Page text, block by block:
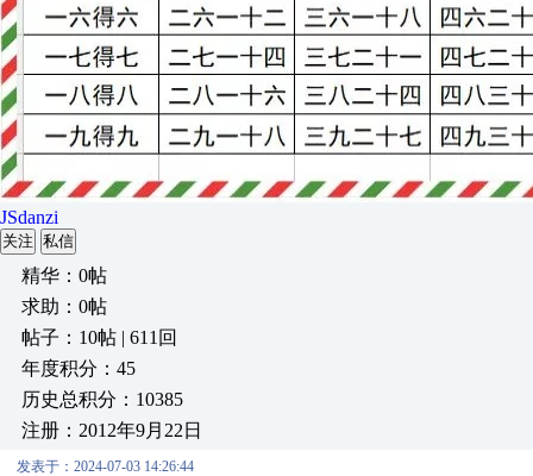
JSdanzi
关注 私信
精华：0帖
求助：0帖
帖子：10帖 | 611回
年度积分：45
历史总积分：10385
注册：2012年9月22日
发表于：2024-07-03 14:26:44